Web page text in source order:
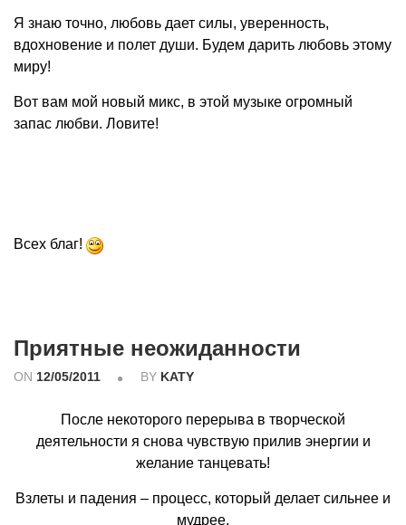
Я знаю точно, любовь дает силы, уверенность,
вдохновение и полет души. Будем дарить любовь этому
миру!
Вот вам мой новый микс, в этой музыке огромный
запас любви. Ловите!
Всех благ!
Приятные неожиданности
ON 12/05/2011 BY KATY
После некоторого перерыва в творческой
деятельности я снова чувствую прилив энергии и
желание танцевать!
Взлеты и падения – процесс, который делает сильнее и
мудрее.